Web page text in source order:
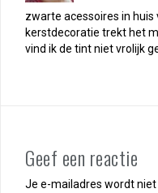
zwarte acessoires in huis
kerstdecoratie trekt het
vind ik de tint niet vrolijk
Geef een reactie
Je e-mailadres wordt niet